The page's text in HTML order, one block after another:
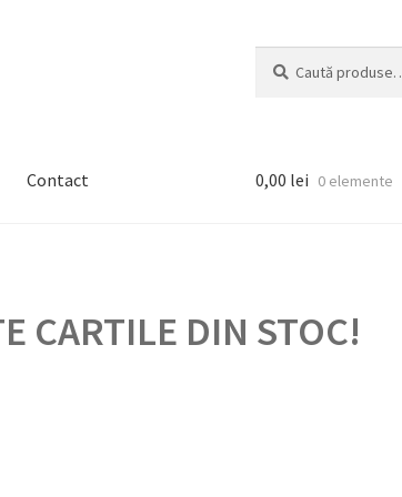
după:
Contact 0,00 lei 0 elemente
CARTILE DIN STOC!